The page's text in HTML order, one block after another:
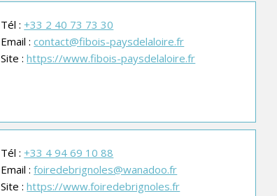
Tél :+33 2 40 73 73 30
Email :contact@fibois-paysdelaloire.fr
Site :https://www.fibois-paysdelaloire.fr
Tél :+33 4 94 69 10 88
Email :foiredebrignoles@wanadoo.fr
Site :https://www.foiredebrignoles.fr